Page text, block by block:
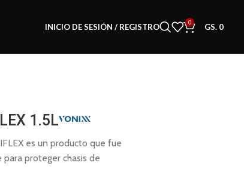
INICIO DE SESIÓN / REGISTRO 0 GS. 0
1.5L
es un producto que fue
proteger chasis de